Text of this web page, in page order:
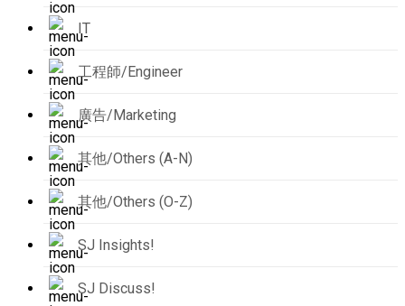
IT
工程師/Engineer
廣告/Marketing
其他/Others (A-N)
其他/Others (O-Z)
SJ Insights!
SJ Discuss!